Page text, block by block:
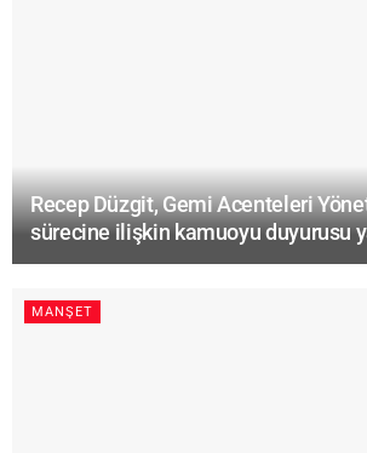
Recep Düzgit, Gemi Acenteleri
sürecine ilişkin kamuoyu duyurusu
MANŞET